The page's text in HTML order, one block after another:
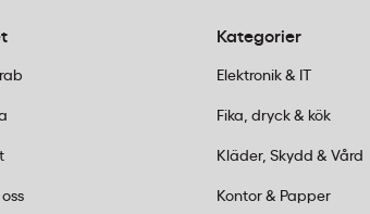
Kategorier
Elektronik & IT
Fika, dryck & kök
Kläder, Skydd & Vård
Kontor & Papper